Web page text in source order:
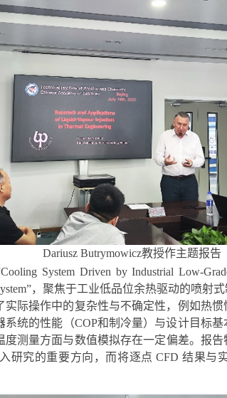
Dariusz Butrymowicz教授作主题报告
Cooling System Driven by Industrial Low-
，聚焦于工业低品位余热驱动的喷射
际操作中的复杂性与不确定性，例如热
系统的性能（COP和制冷量）与设计目标
测量方面与数值模拟存在一定偏差。报
研究的重要方向，而将逐点CFD结果与